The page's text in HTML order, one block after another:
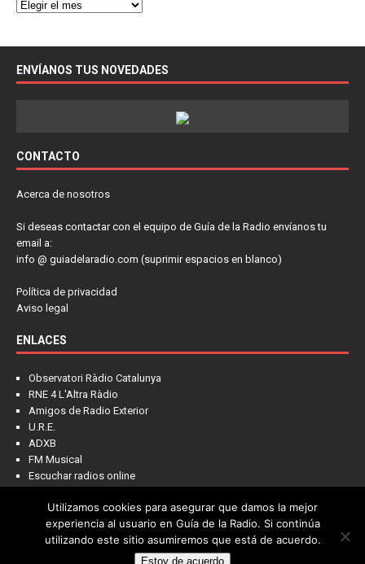
ENVÍANOS TUS NOVEDADES
CONTACTO
Acerca de nosotros
Si deseas contactar con el equipo de Guía de la Radio envíanos tu
email a:
info @ guiadelaradio.com (suprimir espacios en blanco)
Política de privacidad
Aviso legal
ENLACES
Observatori Ràdio Catalunya
RNE 4 L'Altra Ràdio
Amigos de Radio Exterior
U.R.E.
ADXB
FM Musical
Escuchar radios online
Utilizamos cookies para asegurar que damos la mejor
experiencia al usuario en Guía de la Radio. Si continúa
utilizando este sitio asumiremos que está de acuerdo.
Estoy de acuerdo